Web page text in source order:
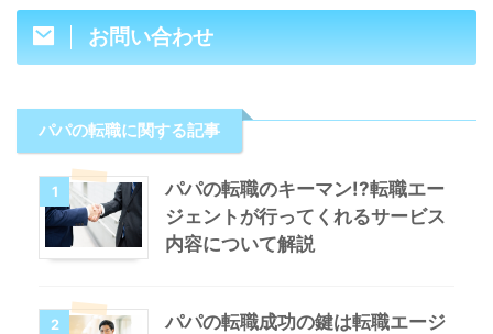
お問い合わせ
パパの転職に関する記事
1
パパの転職のキーマン!?転職エー
ジェントが行ってくれるサービス
内容について解説
2 パパの転職成功の鍵は転職エージ